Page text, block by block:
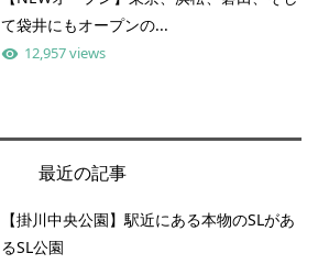
て袋井にもオープンの...
12,957 views
最近の記事
【掛川中央公園】駅近にある本物のSLがあ
るSL公園